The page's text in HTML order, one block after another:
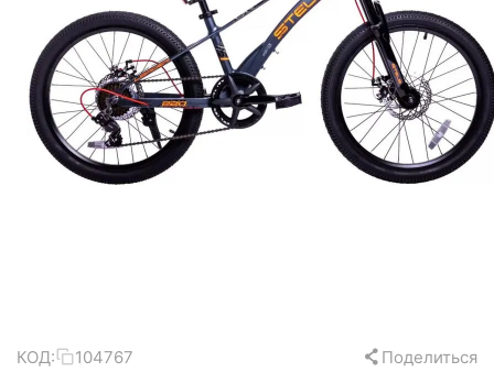
КОД: 104767 Поделиться